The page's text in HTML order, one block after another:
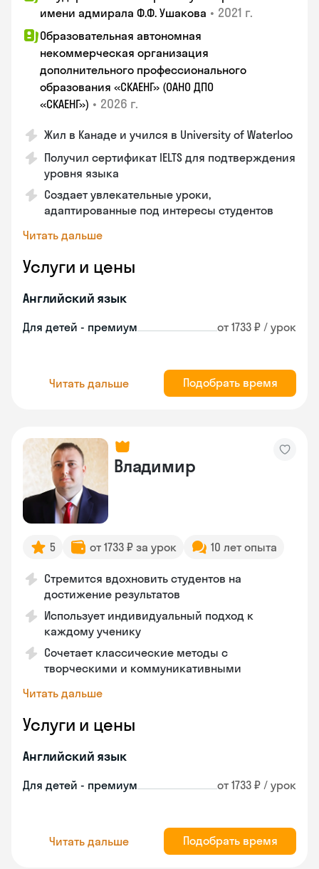
имени адмирала Ф.Ф. Ушакова • 2021 г.
Образовательная автономная
некоммерческая организация
дополнительного профессионального
образования «СКАЕНГ» (ОАНО ДПО
«СКАЕНГ») • 2026 г.
Жил в Канаде и учился в University of Waterloo
Получил сертификат IELTS для подтверждения
уровня языка
Создает увлекательные уроки,
адаптированные под интересы студентов
Читать дальше
Услуги и цены
Английский язык
Для детей - премиум от 1733 ₽ / урок
Читать дальше Подобрать время
Владимир
5 от 1733 ₽ за урок 10 лет опыта
Стремится вдохновить студентов на
достижение результатов
Использует индивидуальный подход к
каждому ученику
Сочетает классические методы с
творческими и коммуникативными
Читать дальше
Услуги и цены
Английский язык
Для детей - премиум от 1733 ₽ / урок
Читать дальше Подобрать время